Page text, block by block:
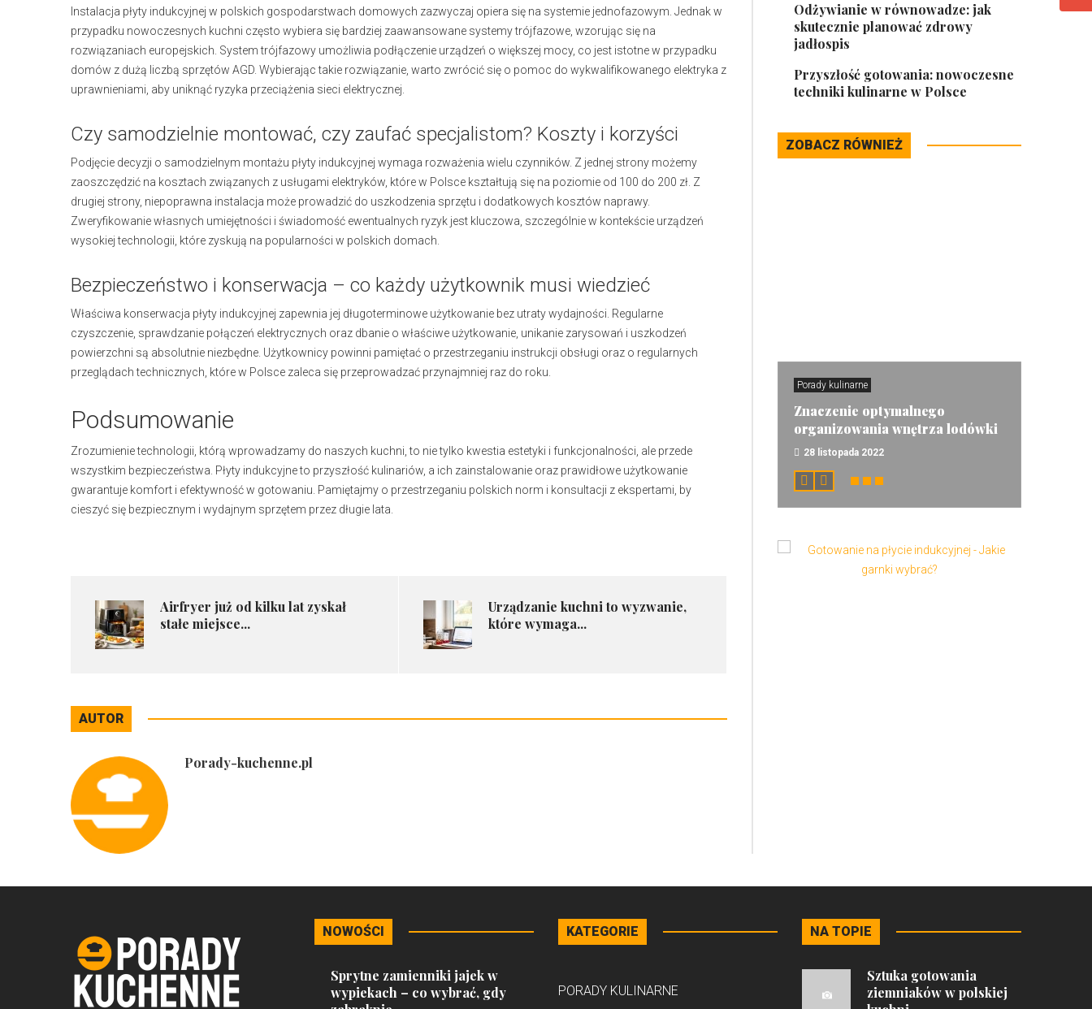
Instalacja płyty indukcyjnej w polskich gospodarstwach domowych zazwyczaj opiera się na systemie jednofazowym. Jednak w
przypadku nowoczesnych kuchni często wybiera się bardziej zaawansowane systemy trójfazowe, wzorując się na
rozwiązaniach europejskich. System trójfazowy umożliwia podłączenie urządzeń o większej mocy, co jest istotne w przypadku
domów z dużą liczbą sprzętów AGD. Wybierając takie rozwiązanie, warto zwrócić się o pomoc do wykwalifikowanego elektryka z
uprawnieniami, aby uniknąć ryzyka przeciążenia sieci elektrycznej.
Czy samodzielnie montować, czy zaufać specjalistom? Koszty i korzyści
Podjęcie decyzji o samodzielnym montażu płyty indukcyjnej wymaga rozważenia wielu czynników. Z jednej strony możemy
zaoszczędzić na kosztach związanych z usługami elektryków, które w Polsce kształtują się na poziomie od 100 do 200 zł. Z
drugiej strony, niepoprawna instalacja może prowadzić do uszkodzenia sprzętu i dodatkowych kosztów naprawy.
Zweryfikowanie własnych umiejętności i świadomość ewentualnych ryzyk jest kluczowa, szczególnie w kontekście urządzeń
wysokiej technologii, które zyskują na popularności w polskich domach.
Bezpieczeństwo i konserwacja – co każdy użytkownik musi wiedzieć
Właściwa konserwacja płyty indukcyjnej zapewnia jej długoterminowe użytkowanie bez utraty wydajności. Regularne
czyszczenie, sprawdzanie połączeń elektrycznych oraz dbanie o właściwe użytkowanie, unikanie zarysowań i uszkodzeń
powierzchni są absolutnie niezbędne. Użytkownicy powinni pamiętać o przestrzeganiu instrukcji obsługi oraz o regularnych
przeglądach technicznych, które w Polsce zaleca się przeprowadzać przynajmniej raz do roku.
Podsumowanie
Zrozumienie technologii, którą wprowadzamy do naszych kuchni, to nie tylko kwestia estetyki i funkcjonalności, ale przede
wszystkim bezpieczeństwa. Płyty indukcyjne to przyszłość kulinariów, a ich zainstalowanie oraz prawidłowe użytkowanie
gwarantuje komfort i efektywność w gotowaniu. Pamiętajmy o przestrzeganiu polskich norm i konsultacji z ekspertami, by
cieszyć się bezpiecznym i wydajnym sprzętem przez długie lata.
Airfryer już od kilku lat zyskał
stałe miejsce...
Urządzanie kuchni to wyzwanie,
które wymaga...
AUTOR
Porady-kuchenne.pl
Odżywianie w równowadze: jak
skutecznie planować zdrowy
jadłospis
Przyszłość gotowania: nowoczesne
techniki kulinarne w Polsce
ZOBACZ RÓWNIEŻ
Porady kulinarne
Znaczenie optymalnego
organizowania wnętrza lodówki
28 listopada 2022
NOWOŚCI
Sprytne zamienniki jajek w
wypiekach – co wybrać, gdy
KATEGORIE
PORADY KULINARNE
NA TOPIE
Sztuka gotowania
ziemniaków w polskiej